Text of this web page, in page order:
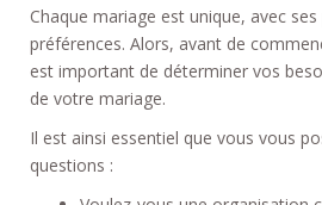
Chaque mariage est unique, avec
préférences. Alors, avant de
est important de déterminer vos
de votre mariage.
Il est ainsi essentiel que vous vous
questions :